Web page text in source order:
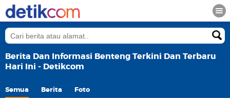
Berita Dan Informasi Benteng Terkini Dan Terbaru
Hari Ini - Detikcom
Semua Berita Foto